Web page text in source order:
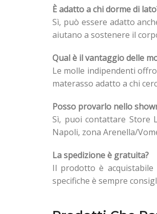
È adatto a chi dorme di
Sì, può essere adatto
aiutano a sostenere il
Qual è il vantaggio delle
Le molle indipendenti
materasso adatto a chi
Posso provarlo nello
Sì, puoi contattare Store
Napoli, zona Arenella/
La spedizione è gratuita?
Il prodotto è
specifiche è sempre